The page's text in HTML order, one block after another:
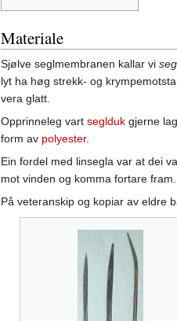
Materiale
Sjølve seglmembranen kallar vi
lyt ha høg strekk- og
vera glatt.
Opprinneleg vart seglduk gjerne
form av polyester.
Ein fordel med linsegla var at dei
mot vinden og komma fortare
På veteranskip og kopiar av eldre